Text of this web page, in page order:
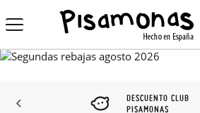
DESCUENTO CLUB
PISAMONAS